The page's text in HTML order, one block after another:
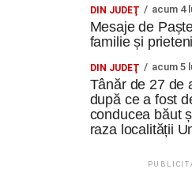
DIN JUDEŢ acum 4
Mesaje de
familie și
DIN JUDEŢ acum 5
Tânăr de 27 de
după ce a fost
conducea băut
raza localității